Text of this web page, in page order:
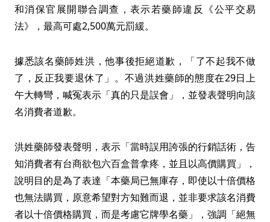
和消保官展開聯合調查，表示若藥師違反《公平交易
法》，最高可處2,500萬元罰緩。
據悉該名藥師姓洪，他事後拒絕道歉，「了不起我不做
了，反正我要退休了」。不過洪姓藥師的態度在29日上
午大轉彎，喊冤表示「真的只是誤會」，並發表聲明向該
名消費者道歉。
洪姓藥師發表聲明，表示「當時誤用誇張的行銷話術，告
知消費者有台商欲包六百盒普拿疼，並且以高價購買」，
說明目的是為了表達「本藥局已無庫存，即使以十倍價格
也無法購買，原意希望對方知難而退，並非要求該名消費
者以十倍價格購買，而是考慮它牌學名藥」，強調「絕無